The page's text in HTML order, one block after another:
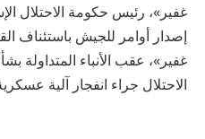
غفير»، رئيس حكومة الاحتلال
إصدار أوامر للجيش باستئناف
غفير»، عقب الأنباء المتداولة
الاحتلال جراء انفجار آلية